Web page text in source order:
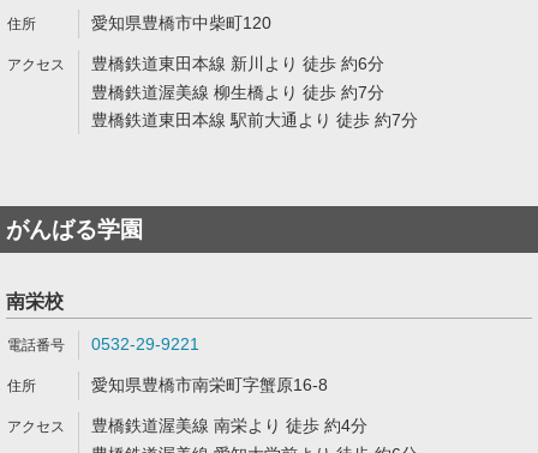
愛知県豊橋市中柴町120
豊橋鉄道東田本線 新川より 徒歩 約6分
豊橋鉄道渥美線 柳生橋より 徒歩 約7分
豊橋鉄道東田本線 駅前大通より 徒歩 約7分
がんばる学園
南栄校
0532-29-9221
愛知県豊橋市南栄町字蟹原16-8
豊橋鉄道渥美線 南栄より 徒歩 約4分